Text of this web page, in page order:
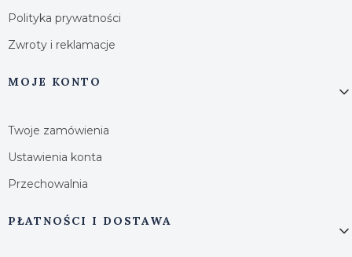
Polityka prywatności
Zwroty i reklamacje
MOJE KONTO
Twoje zamówienia
Ustawienia konta
Przechowalnia
PŁATNOŚCI I DOSTAWA